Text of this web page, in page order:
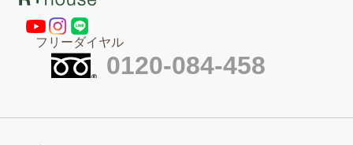
フリーダイヤル
0120-084-458